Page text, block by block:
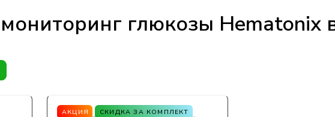
глюкозы Hematonix
АКЦИЯ СКИДКА ЗА КОМПЛЕКТ